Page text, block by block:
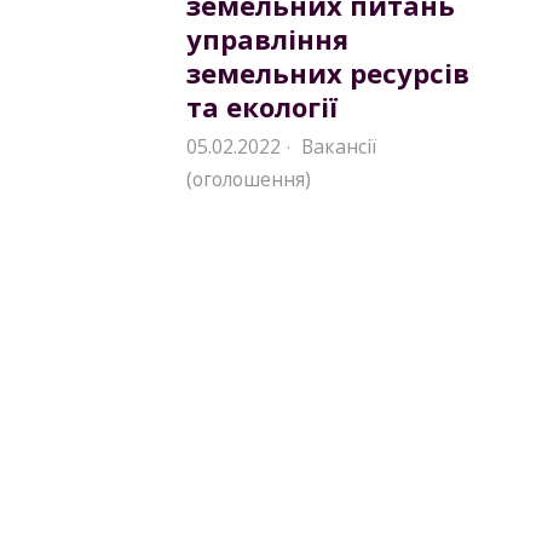
управління
земельних ресурсів
та екології
05.02.2022 · Вакансії
(оголошення)